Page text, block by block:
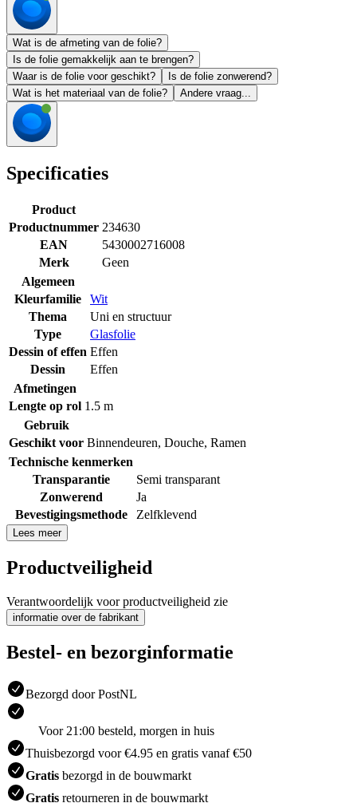
Wat is de afmeting van de folie?
Is de folie gemakkelijk aan te brengen?
Waar is de folie voor geschikt?
Is de folie zonwerend?
Wat is het materiaal van de folie?
Andere vraag...
Specificaties
Product
Productnummer 234630
EAN
5430002716008
Merk
Geen
Algemeen
Kleurfamilie
Wit
Thema
Uni en structuur
Type
Glasfolie
Dessin of effen Effen
Dessin
Effen
Afmetingen
Lengte op rol 1.5 m
Gebruik
Geschikt voor Binnendeuren, Douche, Ramen
Technische kenmerken
Transparantie
Semi transparant
Zonwerend
Ja
Bevestigingsmethode
Zelfklevend
Lees meer
Productveiligheid
Verantwoordelijk voor productveiligheid zie
informatie over de fabrikant
Bestel- en bezorginformatie
Bezorgd door PostNL
Voor 21:00 besteld, morgen in huis
Thuisbezorgd voor €4.95 en gratis vanaf €50
Gratis bezorgd in de bouwmarkt
Gratis retourneren in de bouwmarkt